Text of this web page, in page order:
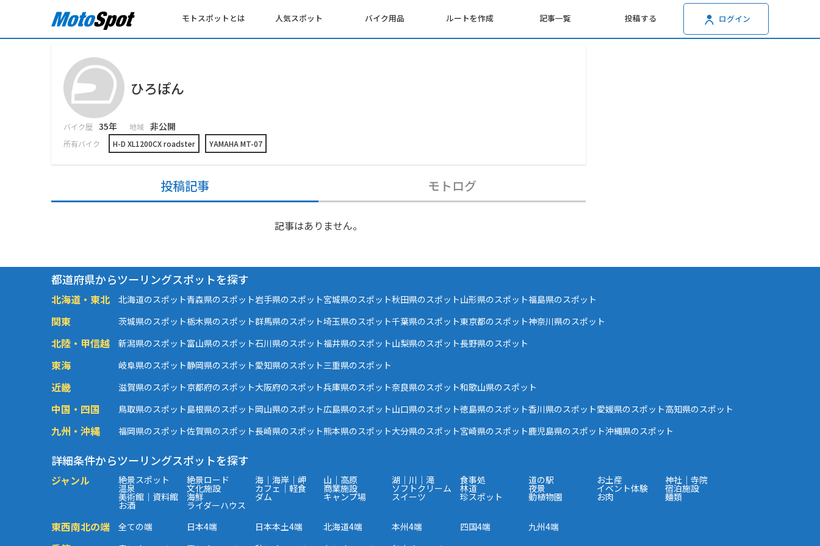
モトスポットとは 人気スポット バイク用品 ルートを作成 記事一覧 投稿する ログイン
ひろぽん
バイク歴 35年 地域 非公開
所有バイク H-D XL1200CX roadster YAMAHA MT-07
投稿記事 モトログ
記事はありません。
都道府県からツーリングスポットを探す
北海道・東北 北海道のスポット青森県のスポット岩手県のスポット宮城県のスポット秋田県のスポット山形県のスポット福島県のスポット
関東 茨城県のスポット栃木県のスポット群馬県のスポット埼玉県のスポット千葉県のスポット東京都のスポット神奈川県のスポット
北陸・甲信越 新潟県のスポット富山県のスポット石川県のスポット福井県のスポット山梨県のスポット長野県のスポット
東海 岐阜県のスポット静岡県のスポット愛知県のスポット三重県のスポット
近畿 滋賀県のスポット京都府のスポット大阪府のスポット兵庫県のスポット奈良県のスポット和歌山県のスポット
中国・四国 鳥取県のスポット島根県のスポット岡山県のスポット広島県のスポット山口県のスポット徳島県のスポット香川県のスポット愛媛県のスポット高知県のスポット
九州・沖縄 福岡県のスポット佐賀県のスポット長崎県のスポット熊本県のスポット大分県のスポット宮崎県のスポット鹿児島県のスポット沖縄県のスポット
詳細条件からツーリングスポットを探す
ジャンル 絶景スポット 絶景ロード 海｜海岸｜岬 山｜高原 湖｜川｜滝 食事処 道の駅 お土産 神社｜寺院
温泉 文化施設 カフェ｜軽食 商業施設 ソフトクリーム 林道 夜景 イベント体験 宿泊施設
美術館｜資料館 海鮮 ダム キャンプ場 スイーツ 珍スポット 動植物園 お肉 麺類
お酒 ライダーハウス
東西南北の端 全ての端 日本4端 日本本土4端 北海道4端 本州4端 四国4端 九州4端